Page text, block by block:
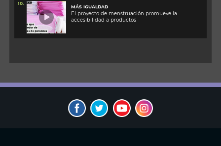
10.
MÁS IGUALDAD
El proyecto de menstruación promueve la
accesibilidad a productos